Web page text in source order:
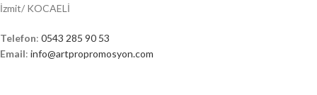
İzmit/ KOCAELİ
Telefon: 0543 285 90 53
Email: info@artpropromosyon.com